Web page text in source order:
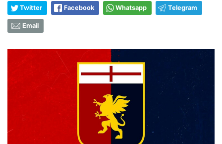
Twitter Facebook Whatsapp Telegram
Email